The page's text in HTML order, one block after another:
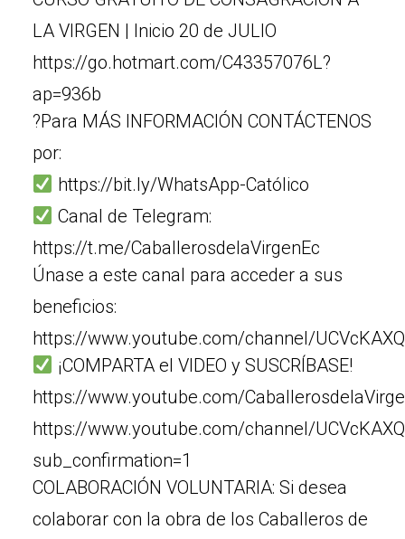
LA VIRGEN | Inicio 20 de JULIO
https://go.hotmart.com/C43357076L?
ap=936b
?Para MÁS INFORMACIÓN CONTÁCTENOS
por:
https://bit.ly/WhatsApp-Católico
Canal de Telegram:
https://t.me/CaballerosdelaVirgenEc
Únase a este canal para acceder a sus
beneficios:
https://www.youtube.com/channel/
¡COMPARTA el VIDEO y SUSCRÍBASE!
https://www.youtube.com/
https://www.youtube.com/channel/
sub_confirmation=1
COLABORACIÓN VOLUNTARIA: Si desea
colaborar con la obra de los Caballeros de